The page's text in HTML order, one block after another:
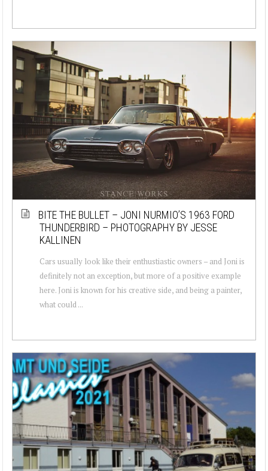
BITE THE BULLET – JONI NURMIO’S 1963 FORD
THUNDERBIRD – PHOTOGRAPHY BY JESSE
KALLINEN
Cars usually look like their enthustiastic owners – and Joni is
definitely not an exception, but more of a positive example
here. Joni is known for his creative side, and being a painter,
what could ...